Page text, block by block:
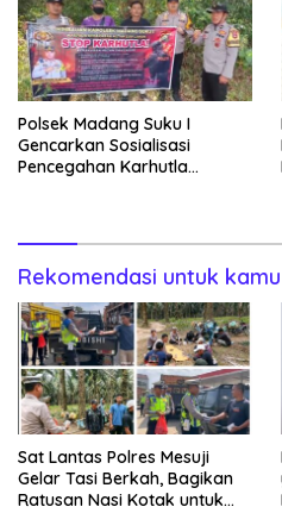
Polsek Madang Suku I
Gencarkan Sosialisasi
Pencegahan Karhutla
Rekomendasi untuk kamu
Sat Lantas Polres Mesuji
Gelar Tasi Berkah, Bagikan
Ratusan Nasi Kotak untuk